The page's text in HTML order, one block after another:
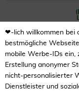
❤-lich willkommen bei
bestmögliche
mobile Werbe-IDs ein,
Erstellung anonymer
nicht-personalisierter
Dienstleister und